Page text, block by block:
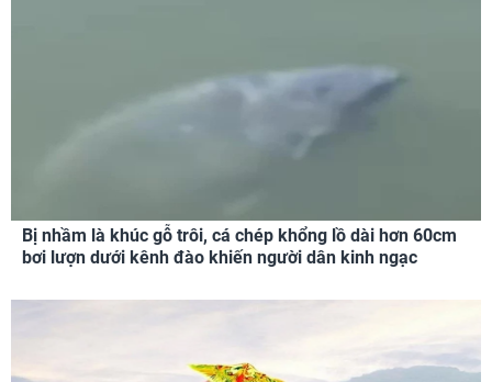
Bị nhầm là khúc gỗ trôi, cá chép khổng lồ dài hơn 60cm
bơi lượn dưới kênh đào khiến người dân kinh ngạc